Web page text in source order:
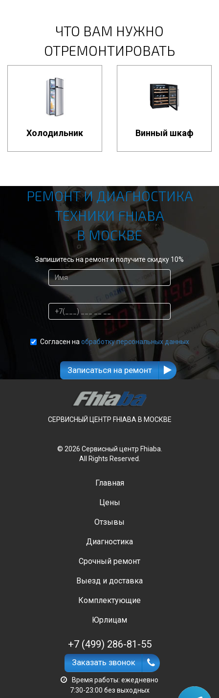
ЧТО ВАМ НУЖНО
ОТРЕМОНТИРОВАТЬ
Холодильник Винный шкаф
РЕМОНТ И ДИАГНОСТИКА
ТЕХНИКИ FHIABA
В МОСКВЕ
Запишитесь на ремонт и получите скидку 10%
Согласен на обработку персональных данных
Записаться на ремонт
СЕРВИСНЫЙ ЦЕНТР FHIABA В МОСКВЕ
© 2026 Сервисный центр Fhiaba.
All Rights Reserved.
Главная
Цены
Отзывы
Диагностика
Срочный ремонт
Выезд и доставка
Комплектующие
Юрлицам
+7 (499) 286-81-55
Заказать звонок
Время работы: ежедневно
7:30-23:00 без выходных